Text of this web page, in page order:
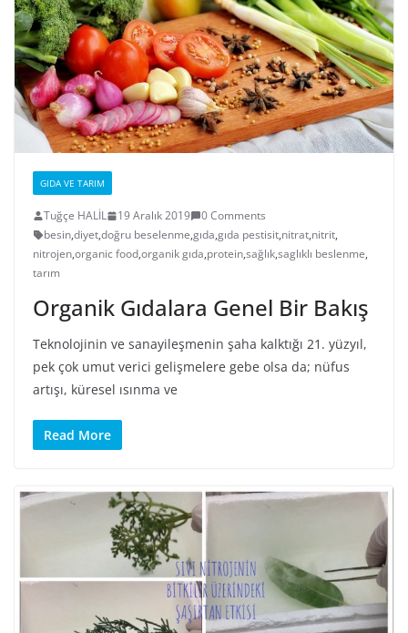
GIDA VE TARIM
Tuğçe HALİL 19 Aralık 2019
0 Comments
besin,diyet,doğru beselenme,gıda,gıda pestisit,nitrat,nitrit,
nitrojen,organic food,organik gıda,protein,sağlık,saglıklı beslenme,
tarım
Organik Gıdalara Genel Bir Bakış
Teknolojinin ve sanayileşmenin şaha kalktığı 21. yüzyıl,
pek çok umut verici gelişmelere gebe olsa da; nüfus
artışı, küresel ısınma ve
Read More